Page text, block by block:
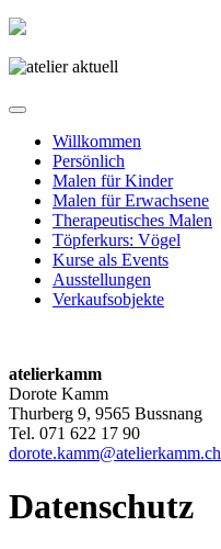
Willkommen
Persönlich
Malen für Kinder
Malen für Erwachsene
Therapeutisches Malen
Töpferkurs: Vögel
Kurse als Events
Ausstellungen
Verkaufsobjekte
atelierkamm
Dorote Kamm
Thurberg 9, 9565 Bussnang
Tel. 071 622 17 90
dorote.kamm@atelierkamm.ch
Datenschutz